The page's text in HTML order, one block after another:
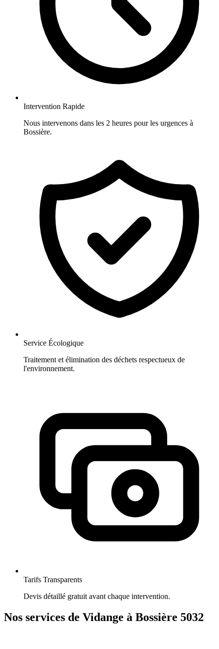
Intervention Rapide
Nous intervenons dans les 2 heures pour les urgences à
Bossière.
Service Écologique
Traitement et élimination des déchets respectueux de
l'environnement.
Tarifs Transparents
Devis détaillé gratuit avant chaque intervention.
Nos services de Vidange à Bossière 5032